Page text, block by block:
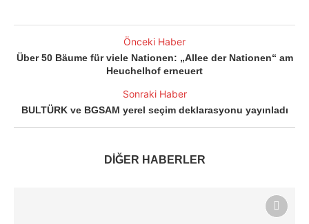
Önceki Haber
Über 50 Bäume für viele Nationen: „Allee der Nationen“ am
Heuchelhof erneuert
Sonraki Haber
BULTÜRK ve BGSAM yerel seçim deklarasyonu yayınladı
DİĞER HABERLER